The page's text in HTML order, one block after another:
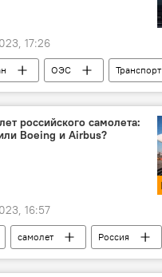
17:26
ОЭС Транспорт
российского самолета:
Boeing и Airbus?
16:57
самолет
Россия